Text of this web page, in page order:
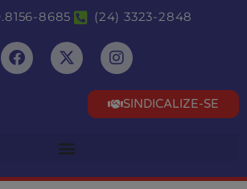
8685 (24) 3323-2848
SINDICALIZE-SE